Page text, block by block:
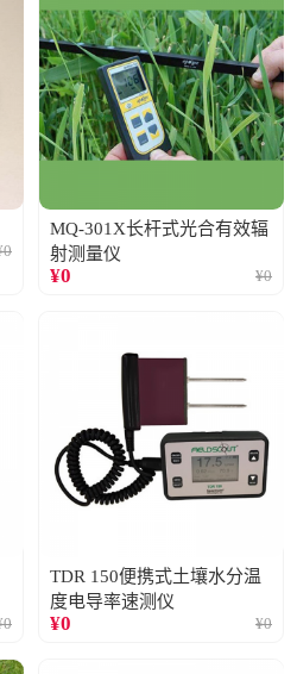
0
MQ-301X长杆式光合有效辐
射测量仪
¥0 ¥0
0
TDR 150便携式土壤水分温
度电导率速测仪
¥0 ¥0